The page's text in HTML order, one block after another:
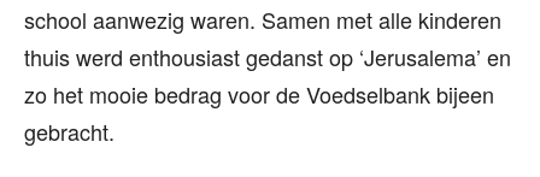
school aanwezig waren. Samen met alle kinderen
thuis werd enthousiast gedanst op ‘Jerusalema’ en
zo het mooie bedrag voor de Voedselbank bijeen
gebracht.